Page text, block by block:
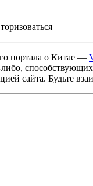
портала о Китае —
либо,
сайта. Будьте